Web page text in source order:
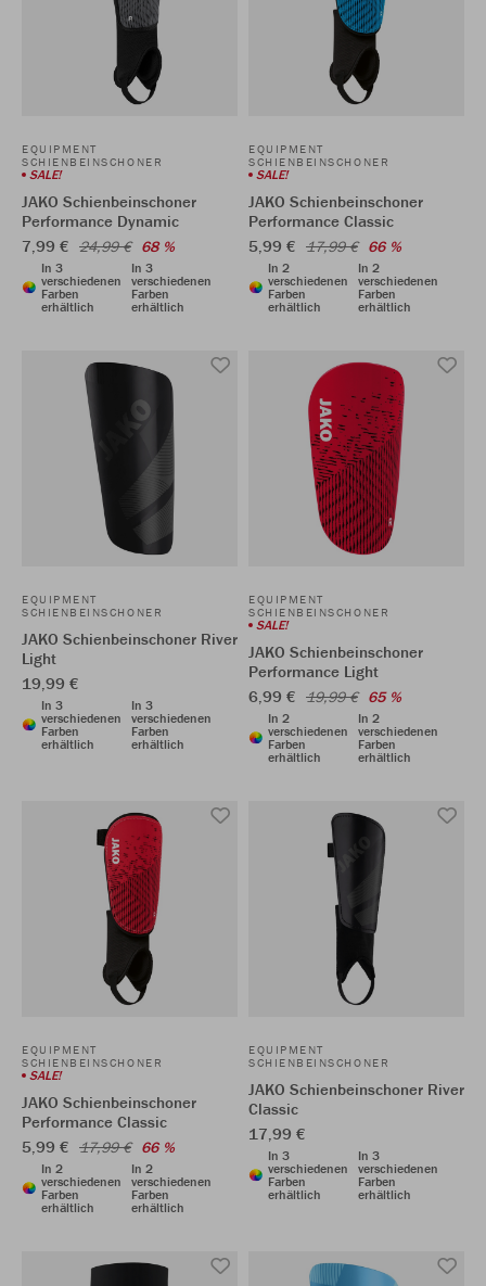
EQUIPMENT
SCHIENBEINSCHONER
SALE!
JAKO Schienbeinschoner
Performance Dynamic
7,99 € 24,99 € 68 %
In 3
verschiedenen
Farben
erhältlich
In 3
verschiedenen
Farben
erhältlich
EQUIPMENT
SCHIENBEINSCHONER
SALE!
JAKO Schienbeinschoner
Performance Classic
5,99 € 17,99 € 66 %
In 2
verschiedenen
Farben
erhältlich
In 2
verschiedenen
Farben
erhältlich
EQUIPMENT
SCHIENBEINSCHONER
JAKO Schienbeinschoner River
Light
19,99 €
In 3
verschiedenen
Farben
erhältlich
In 3
verschiedenen
Farben
erhältlich
EQUIPMENT
SCHIENBEINSCHONER
SALE!
JAKO Schienbeinschoner
Performance Light
6,99 € 19,99 € 65 %
In 2
verschiedenen
Farben
erhältlich
In 2
verschiedenen
Farben
erhältlich
EQUIPMENT
SCHIENBEINSCHONER
SALE!
JAKO Schienbeinschoner
Performance Classic
5,99 € 17,99 € 66 %
In 2
verschiedenen
Farben
erhältlich
In 2
verschiedenen
Farben
erhältlich
EQUIPMENT
SCHIENBEINSCHONER
JAKO Schienbeinschoner River
Classic
17,99 €
In 3
verschiedenen
Farben
erhältlich
In 3
verschiedenen
Farben
erhältlich